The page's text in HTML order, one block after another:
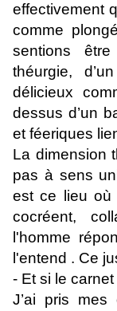
effectivement
comme
sentions
théurgie,
délicieux
dessus d’un
et féeriques
La dimension
pas à sens
est ce lieu où
cocréent,
l'homme
l'entend . Ce
- Et si le
J’ai pris